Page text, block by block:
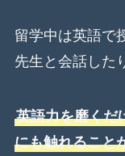
留学中は英語で
先生と会話した
英語力を磨くだ
にも触れること